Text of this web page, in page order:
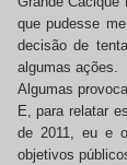
que pudesse
decisão de
algumas ações.
Algumas
E, para relatar
de 2011, eu e
objetivos